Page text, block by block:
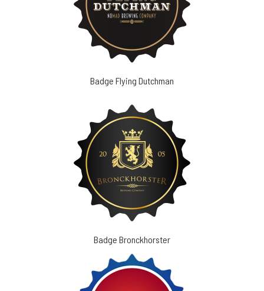
Badge Flying Dutchman
Badge Bronckhorster